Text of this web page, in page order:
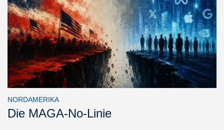
NORDAMERIKA
Die MAGA-No-Linie